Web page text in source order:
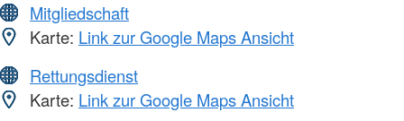
Mitgliedschaft
Karte: Link zur Google Maps Ansicht
Rettungsdienst
Karte: Link zur Google Maps Ansicht